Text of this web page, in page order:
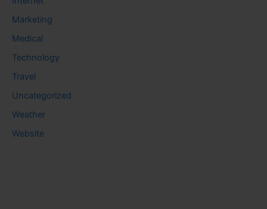
Marketing
Medical
Technology
Travel
Uncategorized
Weather
Website